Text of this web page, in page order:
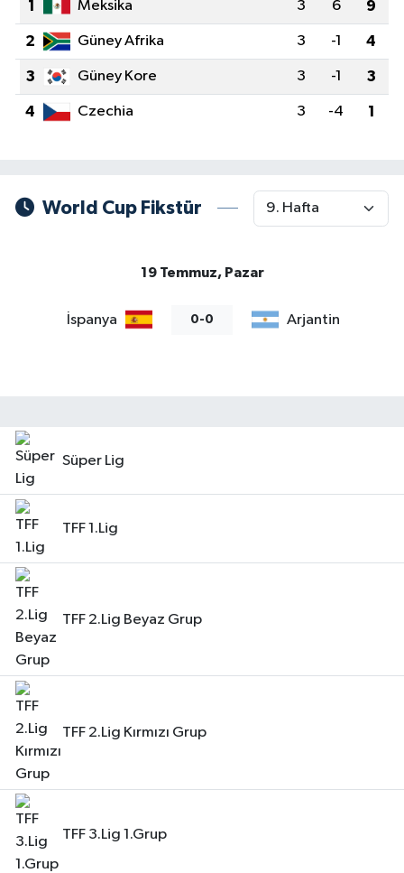
1 Meksika 3 6 9
2 Güney Afrika 3 -1 4
3 Güney Kore 3 -1 3
4 Czechia 3 -4 1
World Cup Fikstür
19 Temmuz, Pazar
İspanya 0-0 Arjantin
Süper Lig
TFF 1.Lig
TFF 2.Lig Beyaz Grup
TFF 2.Lig Kırmızı Grup
TFF 3.Lig 1.Grup
Magazin
Mersin
Mersin Tarihi
Politika
Sağlık
Yaşam